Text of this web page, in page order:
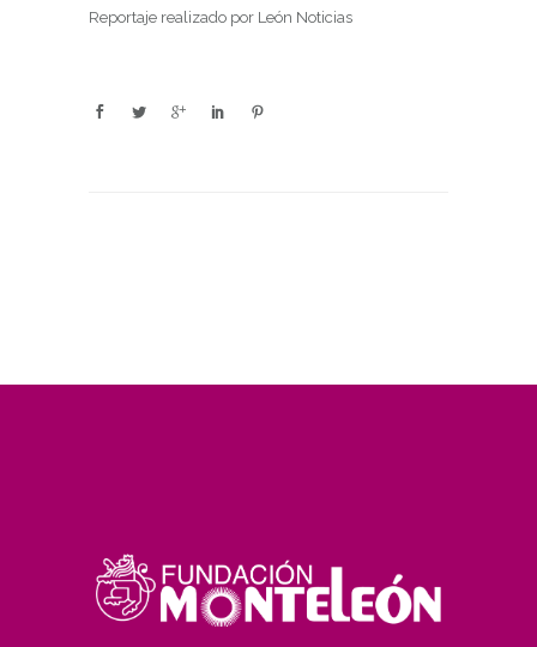
Reportaje realizado por León Noticias